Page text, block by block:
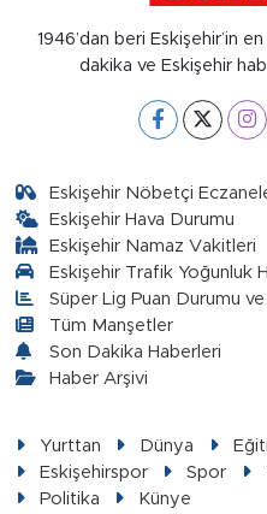
1946’dan beri Eskişehir’in
dakika ve Eskişehir
Eskişehir Nöbetçi
Eskişehir Hava Durumu
Eskişehir Namaz Vakitleri
Eskişehir Trafik Yoğunluk
Süper Lig Puan Durumu
Tüm Manşetler
Son Dakika Haberleri
Haber Arşivi
Yurttan Dünya
Eskişehirspor
Spor
Politika
Künye